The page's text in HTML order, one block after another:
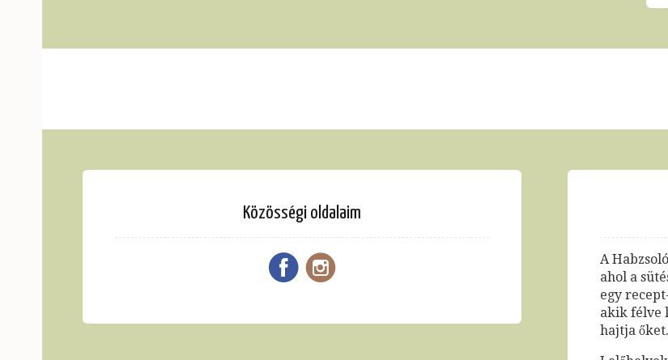
Közösségi oldalaim
A
ahol a
egy
akik félve
hajtja őket.